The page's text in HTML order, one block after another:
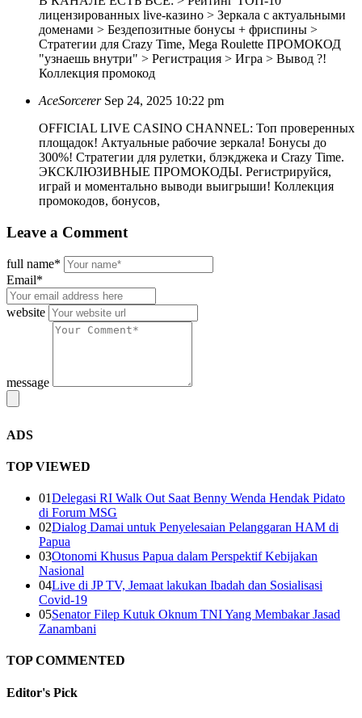
лицензированных live-казино > Зеркала с актуальными
доменами > Бездепозитные бонусы + фриспины >
Стратегии для Crazy Time, Mega Roulette ПРОМОКОД
"узнаешь внутри" > Регистрация > Игра > Вывод ?!
Коллекция промокод
AceSorcerer Sep 24, 2025 10:22 pm
OFFICIAL LIVE CASINO CHANNEL: Топ проверенных
площадок! Актуальные рабочие зеркала! Бонусы до
300%! Стратегии для рулетки, блэкджека и Crazy Time.
ЭКСКЛЮЗИВНЫЕ ПРОМОКОДЫ. Регистрируйся,
играй и моментально выводи выигрыши! Коллекция
промокодов, бонусов,
Leave a Comment
full name*
Email*
website
message
ADS
TOP VIEWED
01Delegasi RI Walk Out Saat Benny Wenda Hendak Pidato
di Forum MSG
02Dialog Damai untuk Penyelesaian Pelanggaran HAM di
Papua
03Otonomi Khusus Papua dalam Perspektif Kebijakan
Nasional
04Live di JP TV, Jemaat lakukan Ibadah dan Sosialisasi
Covid-19
05Senator Filep Kutuk Oknum TNI Yang Membakar Jasad
Zanambani
TOP COMMENTED
Editor's Pick